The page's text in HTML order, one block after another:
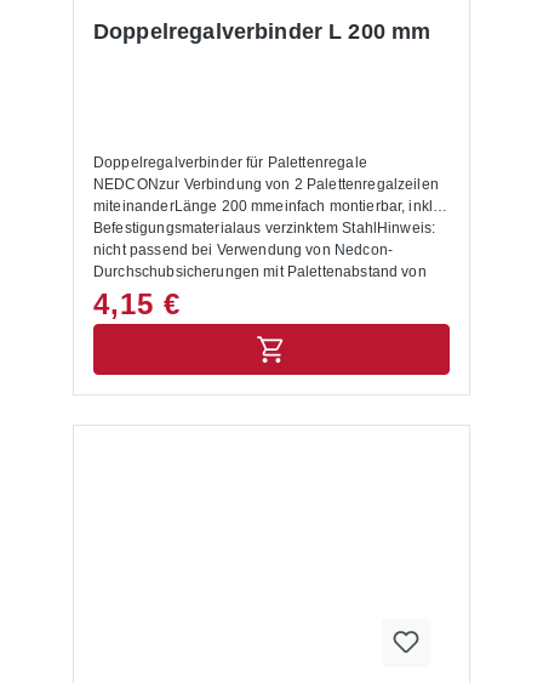
Doppelregalverbinder L 200 mm
Doppelregalverbinder für Palettenregale
NEDCONzur Verbindung von 2 Palettenregalzeilen
miteinanderLänge 200 mmeinfach montierbar, inkl.
Befestigungsmaterialaus verzinktem StahlHinweis:
nicht passend bei Verwendung von Nedcon-
Durchschubsicherungen mit Palettenabstand von
105 mm (hier bitte Artikel 11-057-001866
verwenden)
4,15 €